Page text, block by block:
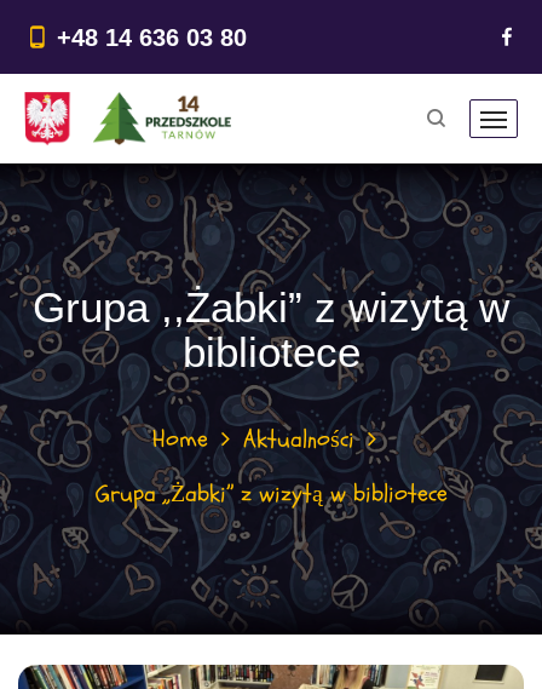
treści
+48 14 636 03 80
Grupa ,,Żabki” z wizytą w
bibliotece
Home
Aktualności
Grupa ,,Żabki” z wizytą w bibliotece